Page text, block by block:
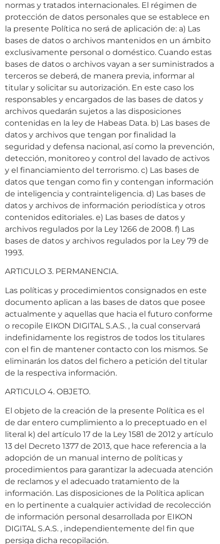
normas y tratados internacionales. El régimen de
protección de datos personales que se establece en
la presente Política no será de aplicación de: a) Las
bases de datos o archivos mantenidos en un ámbito
exclusivamente personal o doméstico. Cuando estas
bases de datos o archivos vayan a ser suministrados a
terceros se deberá, de manera previa, informar al
titular y solicitar su autorización. En este caso los
responsables y encargados de las bases de datos y
archivos quedarán sujetos a las disposiciones
contenidas en la ley de Habeas Data. b) Las bases de
datos y archivos que tengan por finalidad la
seguridad y defensa nacional, así como la prevención,
detección, monitoreo y control del lavado de activos
y el financiamiento del terrorismo. c) Las bases de
datos que tengan como fin y contengan información
de inteligencia y contrainteligencia. d) Las bases de
datos y archivos de información periodística y otros
contenidos editoriales. e) Las bases de datos y
archivos regulados por la Ley 1266 de 2008. f) Las
bases de datos y archivos regulados por la Ley 79 de
1993.
ARTICULO 3. PERMANENCIA.
Las políticas y procedimientos consignados en este
documento aplican a las bases de datos que posee
actualmente y aquellas que hacia el futuro conforme
o recopile EIKON DIGITAL S.A.S. , la cual conservará
indefinidamente los registros de todos los titulares
con el fin de mantener contacto con los mismos. Se
eliminarán los datos del fichero a petición del titular
de la respectiva información.
ARTICULO 4. OBJETO.
El objeto de la creación de la presente Política es el
de dar entero cumplimiento a lo preceptuado en el
literal k) del artículo 17 de la Ley 1581 de 2012 y artículo
13 del Decreto 1377 de 2013, que hace referencia a la
adopción de un manual interno de políticas y
procedimientos para garantizar la adecuada atención
de reclamos y el adecuado tratamiento de la
información. Las disposiciones de la Política aplican
en lo pertinente a cualquier actividad de recolección
de información personal desarrollada por EIKON
DIGITAL S.A.S. , independientemente del fin que
persiga dicha recopilación.